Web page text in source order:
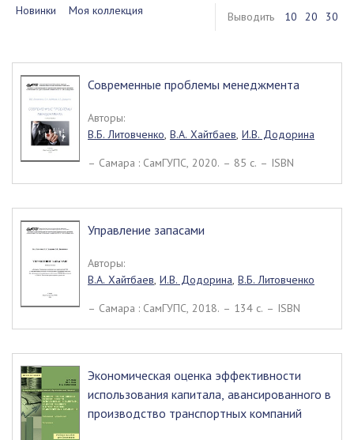
Новинки Моя коллекция Выводить 10 20 30
Современные проблемы менеджмента
Авторы:
В.Б. Литовченко, В.А. Хайтбаев, И.В. Додорина
– Самара : СамГУПС, 2020. – 85 c. – ISBN
Управление запасами
Авторы:
В.А. Хайтбаев, И.В. Додорина, В.Б. Литовченко
– Самара : СамГУПС, 2018. – 134 c. – ISBN
Экономическая оценка эффективности
использования капитала, авансированного в
производство транспортных компаний